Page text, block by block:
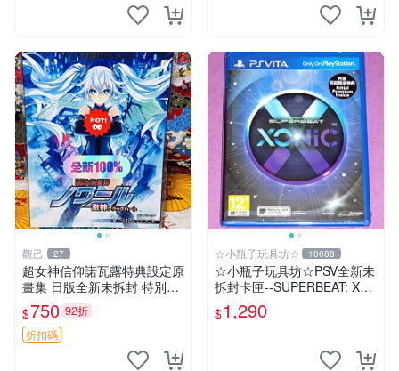
觀己 27
超女神信仰諾瓦露特典設定原
畫集 日版全新未拆封 特別推
薦 收藏必備 PSV 游戲 發售限
定 原創漫畫 限量版 PSV 游戲
超女神信仰諾瓦露 原畫集 日
$750 92折
折扣碼
☆小瓶子玩具坊☆ 10088
☆小瓶子玩具坊☆PSV全新未
拆封卡匣--SUPERBEAT: XO
NiC 中文版
$1,290